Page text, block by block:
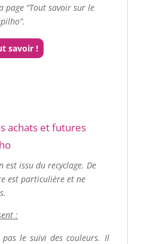
page “Tout savoir sur le
savoir !
achats et futures
issu du recyclage. De
est particulière et ne
:
le suivi des couleurs. Il